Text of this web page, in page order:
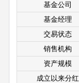
基金公司
基金经理
交易状态
销售机构
资产规模
成立以来分红